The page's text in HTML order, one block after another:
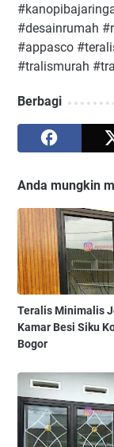
#desainrumah
#appasco
#tralismurah
Berbagi
Anda mungkin
Teralis Minimalis
Kamar Besi Siku
Bogor